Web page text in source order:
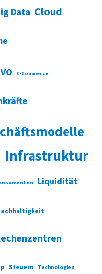
Data Cloud
E-Commerce
Infrastruktur
Liquidität
Steuern Technologien